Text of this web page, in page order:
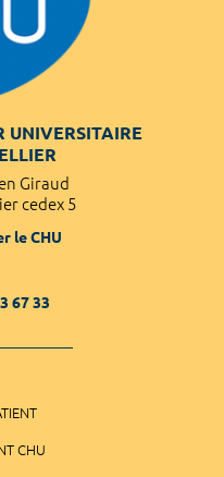
UNIVERSITAIRE
Giraud
cedex 5
le CHU
67 33
CHU